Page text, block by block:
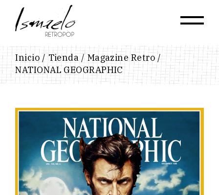
content
Inicio Tienda
Magazine Retro
NATIONAL GEOGRAPHIC